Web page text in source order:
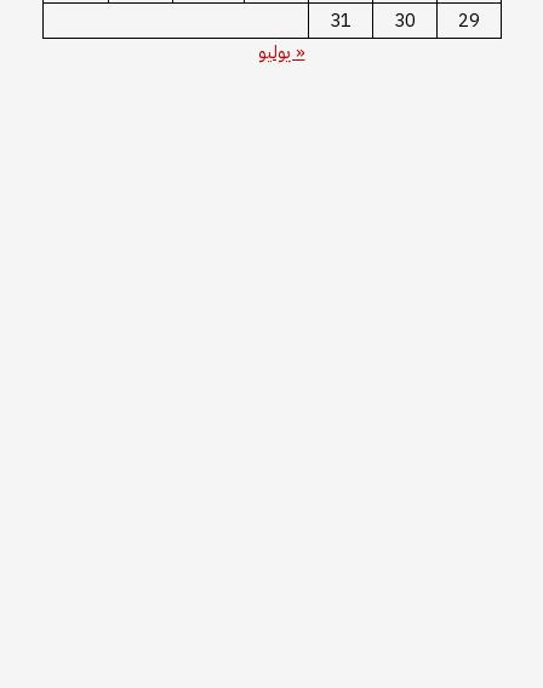
29
30
31
« يوليو